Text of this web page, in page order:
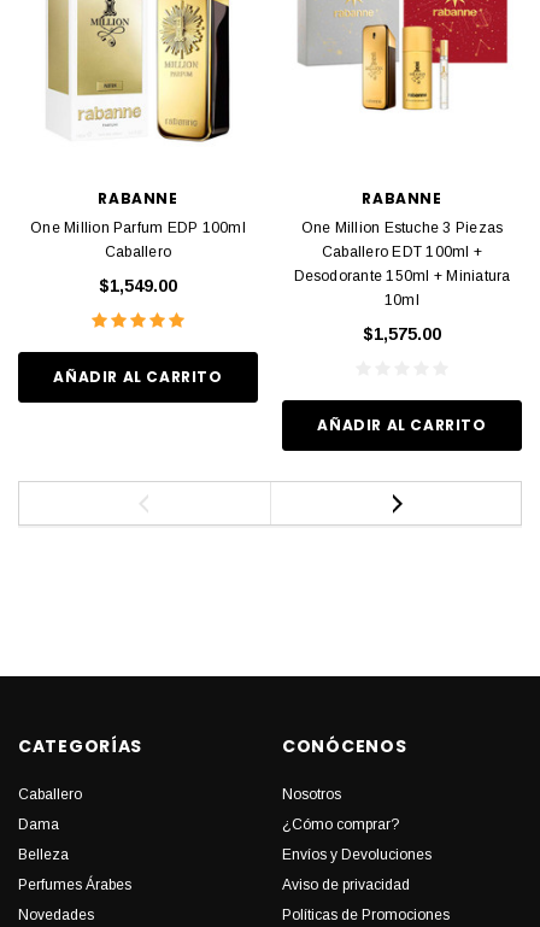
RABANNE
One Million Parfum EDP 100ml
Caballero
$1,549.00
AÑADIR AL CARRITO
RABANNE
One Million Estuche 3 Piezas
Caballero EDT 100ml +
Desodorante 150ml + Miniatura
10ml
$1,575.00
AÑADIR AL CARRITO
CATEGORÍAS
Caballero
Dama
Belleza
Perfumes Árabes
Novedades
CONÓCENOS
Nosotros
¿Cómo comprar?
Envíos y Devoluciones
Aviso de privacidad
Políticas de Promociones